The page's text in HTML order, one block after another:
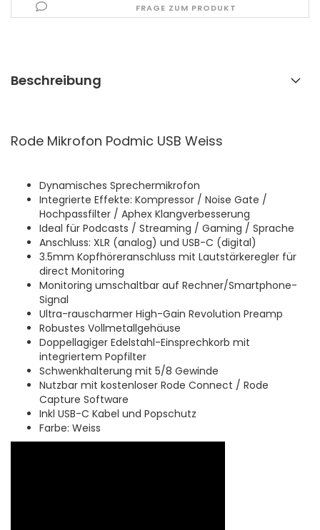
FRAGE ZUM PRODUKT
Beschreibung
Rode Mikrofon Podmic USB Weiss
Dynamisches Sprechermikrofon
Integrierte Effekte: Kompressor / Noise Gate /
Hochpassfilter / Aphex Klangverbesserung
Ideal für Podcasts / Streaming / Gaming / Sprache
Anschluss: XLR (analog) und USB-C (digital)
3.5mm Kopfhöreranschluss mit Lautstärkeregler für
direct Monitoring
Monitoring umschaltbar auf Rechner/Smartphone-
Signal
Ultra-rauscharmer High-Gain Revolution Preamp
Robustes Vollmetallgehäuse
Doppellagiger Edelstahl-Einsprechkorb mit
integriertem Popfilter
Schwenkhalterung mit 5/8 Gewinde
Nutzbar mit kostenloser Rode Connect / Rode
Capture Software
Inkl USB-C Kabel und Popschutz
Farbe: Weiss